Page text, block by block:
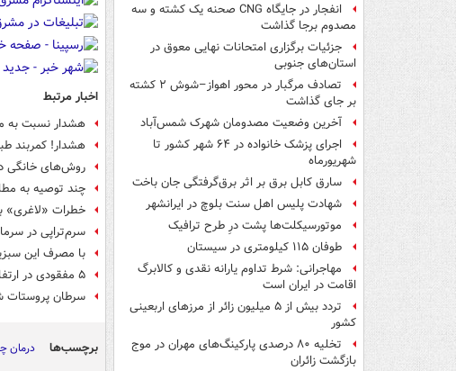
انفجار در جایگاه CNG صحنه یک کشته و سه
مصدوم برجا گذاشت
جزئیات برگزاری امتحانات نهایی معوق در
استان‌های جنوبی
تصادف مرگبار در محور اهواز–شوش ۲ کشته
بر جای گذاشت
آخرین وضعیت مصدومان شهرک شمس‌آباد
اجرای پزشک خانواده در ۶۴ شهر کشور تا
شهریورماه
سارق کابل برق بر اثر برق‌گرفتگی جان باخت
شهادت پلیس اهل سنت بلوچ در ایرانشهر
موتورسیکلت‌ها پشت درِ طرح ترافیک
طوفان ۱۱۵ کیلومتری در سیستان
مهاجرانی: شرط تداوم یارانه نقدی و کالابرگ
اقامت در ایران است
تردد بیش از ۵ میلیون زائر از مرزهای اربعینی
کشور
تخلیه ۸۰ درصدی پارکینگ‌های مهران در موج
بازگشت زائران
اخبار مرتبط
هشدار نسبت به
هشدار! کمربند
روش‌های خانگی
چند توصیه به
خطرات «لاغری»
سرم‌تراپی در
با مصرف این
۵ مفقودی در ارتفاعات چایکندی خداآفرین پیدا شدند
سرطان پروستات
برچسب‌ها درمان